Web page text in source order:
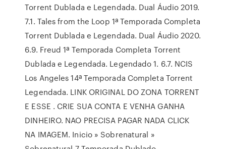
Torrent Dublada e Legendada. Dual Áudio 2019.
7.1. Tales from the Loop 1ª Temporada Completa
Torrent Dublada e Legendada. Dual Áudio 2020.
6.9. Freud 1ª Temporada Completa Torrent
Dublada e Legendada. Legendado 1. 6.7. NCIS
Los Angeles 14ª Temporada Completa Torrent
Legendada. LINK ORIGINAL DO ZONA TORRENT
E ESSE . CRIE SUA CONTA E VENHA GANHA
DINHEIRO. NAO PRECISA PAGAR NADA CLICK
NA IMAGEM. Inicio » Sobrenatural »